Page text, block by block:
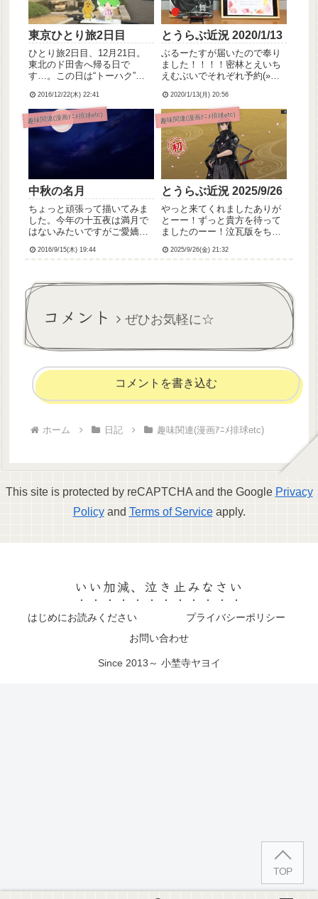
東京ひとり旅2日目
ひとり旅2日目、12月21日。
東北のド田舎へ帰る日で
す…。この日は“トーハク”こ
厚藤四郎を見に行くと決めて
いました。ホテルをチェック
アウト後、上野駅まで徒歩移
動。(トーハクは上野公園の近
く)ここでもiPhoneのマ...
2016/12/22(木) 22:41
とうらぶ近況 2020/1/13
ぶるーたすが届いたので奉り
ました！！！！密林とえいち
えむぶいでそれぞれ予約(»参
けど、2冊頼んでて良かったで
す。1冊は読む用、もう1冊は
保存用にしようと思います！
いろいろすごくて読みごたえ
あるんですけど、特に描き...
2020/1/13(月) 20:56
趣味関連(漫画ｱﾆﾒ排球etc)
中秋の名月
ちょっと頑張って描いてみま
した。今年の十五夜は満月で
はないみたいですがご愛嬌っ
2016/9/15(木) 19:44
趣味関連(漫画ｱﾆﾒ排球etc)
とうらぶ近況 2025/9/26
やっと来てくれましたありが
とーー！ずっと貴方を待って
ましたのーー！泣瓦版をちゃ
ので←おい鍛刀かぁーー！っ
依頼札が397枚に減り、顕現
2025/9/26(金) 21:32
コメント ぜひお気軽に☆
コメントを書き込む
ホーム 日記 趣味関連(漫画ｱﾆﾒ排球etc)
This site is protected by reCAPTCHA and the Google Privacy
Policyand Terms of Serviceapply.
いい加減、泣き止みなさい
はじめにお読みください
プライバシーポリシー
お問い合わせ
Since 2013～ 小埜寺ヤヨイ
TOP